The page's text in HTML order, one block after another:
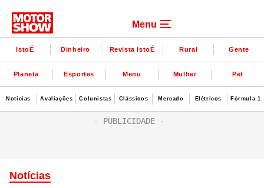
Menu
IstoÉ Dinheiro Revista IstoÉ Rural Gente
Planeta Esportes Menu Mulher Pet
Notícias Avaliações Colunistas Clássicos Mercado Elétricos Fórmula 1
Notícias